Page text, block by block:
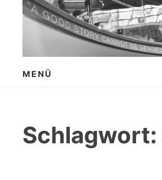
MENÜ
Schlagwort: